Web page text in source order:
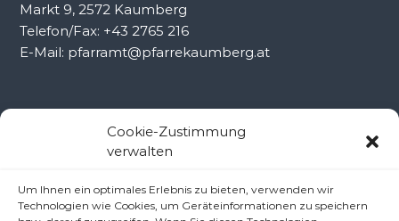
Cookie-Zustimmung
verwalten
Um Ihnen ein optimales Erlebnis zu bieten, verwenden wir
Technologien wie Cookies, um Geräteinformationen zu speichern
Markt 9, 2572 Kaumberg
Telefon/Fax: +43 2765 216
E-Mail: pfarramt@pfarrekaumberg.at
Kontakt Ramsau
Pfarrer Dr. Slavomír Dlugoš